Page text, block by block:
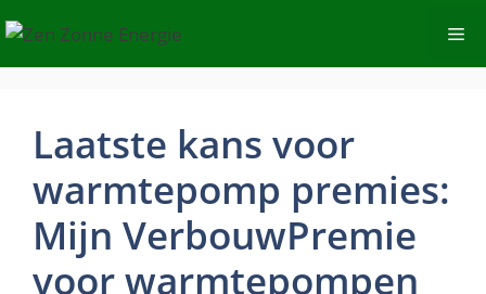
naar
de
Laatste kans voor
warmtepomp premies:
Mijn VerbouwPremie
voor warmtepompen